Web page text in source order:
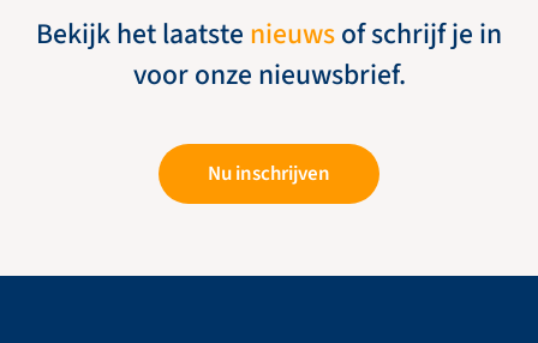
Bekijk het laatste nieuwsof schrijf je in
voor onze nieuwsbrief.
Nu inschrijven